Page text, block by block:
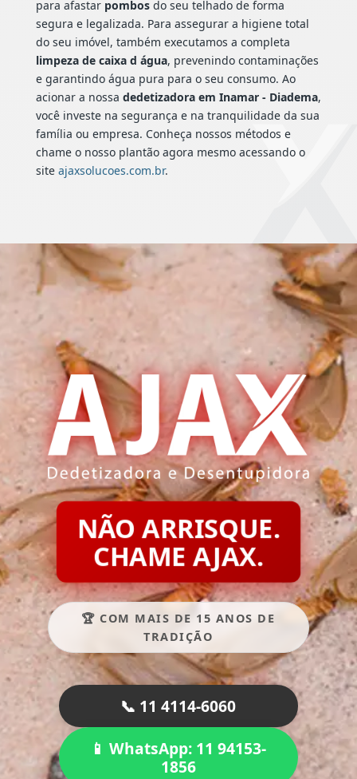
para afastar pombosdo seu telhado de forma
segura e legalizada. Para assegurar a higiene total
do seu imóvel, também executamos a completa
limpeza de caixa d água, prevenindo contaminações
e garantindo água pura para o seu consumo. Ao
acionar a nossa dedetizadora em Inamar - Diadema,
você investe na segurança e na tranquilidade da sua
família ou empresa. Conheça nossos métodos e
chame o nosso plantão agora mesmo acessando o
site ajaxsolucoes.com.br.
NÃO ARRISQUE.
CHAME AJAX.
🏆 COM MAIS DE 15 ANOS DE
TRADIÇÃO
📞 11 4114-6060
📱 WhatsApp: 11 94153-
1856